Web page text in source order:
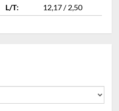
L/T: 12,17 / 2,50